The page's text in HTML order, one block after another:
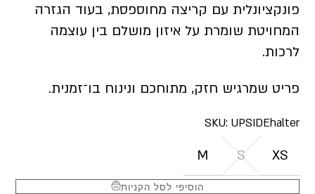
פונקציונלית עם קריצה מחוספסת, בעוד הגזרה
המחויטת שומרת על איזון מושלם בין עוצמה
לרכות.
פריט שמרגיש חזק, מתוחכם ונינוח בו־זמנית.
SKU: UPSIDEhalter
XS
S
M
הוסיפי לסל הקניות